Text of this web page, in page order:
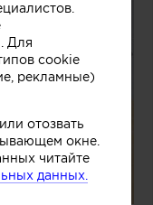
Для
cookie
рекламные)
отозвать
окне.
читайте
данных.